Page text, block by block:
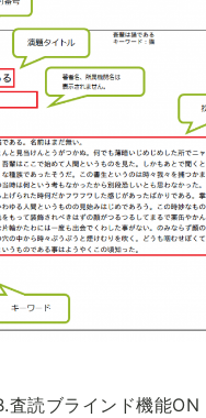
査読ブラインド機能ON